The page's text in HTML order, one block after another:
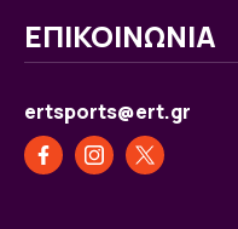
ΕΠΙΚΟΙΝΩΝΙΑ
ertsports@ert.gr